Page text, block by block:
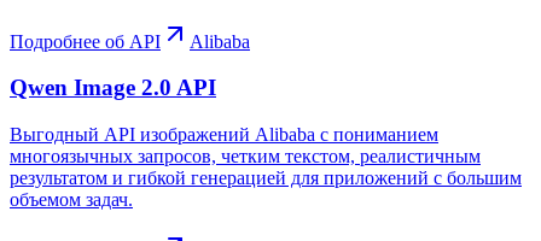
Подробнее об API Alibaba
Qwen Image 2.0 API
Выгодный API изображений Alibaba с пониманием
многоязычных запросов, четким текстом, реалистичным
результатом и гибкой генерацией для приложений с большим
объемом задач.